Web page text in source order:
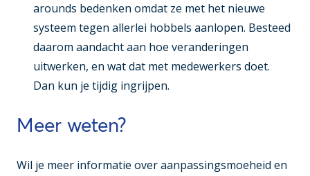
arounds bedenken omdat ze met het nieuwe
systeem tegen allerlei hobbels aanlopen. Besteed
daarom aandacht aan hoe veranderingen
uitwerken, en wat dat met medewerkers doet.
Dan kun je tijdig ingrijpen.
Meer weten?
Wil je meer informatie over aanpassingsmoeheid en